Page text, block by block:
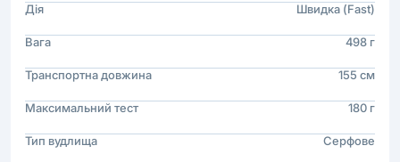
Дія Швидка (Fast)
Вага 498 г
Транспортна довжина 155 см
Максимальний тест 180 г
Тип вудлища Серфове